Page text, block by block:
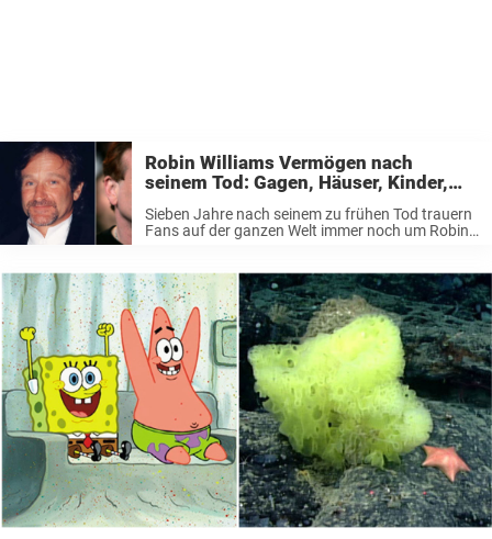
Robin Williams Vermögen nach
seinem Tod: Gagen, Häuser, Kinder,
Filme
Sieben Jahre nach seinem zu frühen Tod trauern
Fans auf der ganzen Welt immer noch um Robin
Leinwand ein geliebter, gutherziger ...